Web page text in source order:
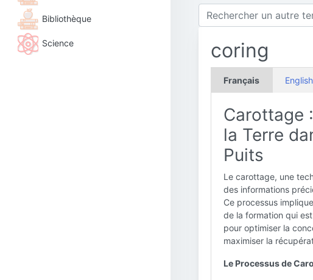
Bibliothèque
Science coring
Français English
Carottage
la Terre
Puits
Le carottage, une
des informations
Ce processus
de la formation qui
pour optimiser la
maximiser la
Le Processus de